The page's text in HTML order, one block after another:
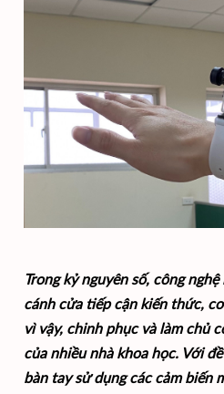
Trong kỷ nguyên số, công
cánh cửa tiếp cận kiến thức,
vì vậy, chinh phục và làm chủ
của nhiều nhà khoa học. Với
bàn tay sử dụng các cảm biến